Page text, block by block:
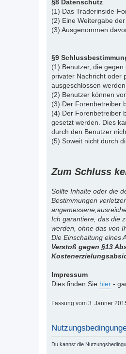
§8 Datenschutz
(1) Das Traderinside-
(2) Eine Weitergabe
(3) Ausgenommen
§9
(1) Benutzer, die
privater Nachricht oder
ausgeschlossen werden.
(2) Benutzer können
(3) Der Forenbetreiber
(4) Der Forenbetreiber
gesetzt werden. Dies
durch den Benutzer
(5) Soweit nicht durch
Zum Schluss
Sollte Inhalte oder die
Bestimmungen
Ich garantiere, das die
werden, ohne das von
Die Einschaltung eines
Verstoß gegen §13
Impressum
Dies finden Sie hier -
Fassung vom 3. Jänner
Du kannst die